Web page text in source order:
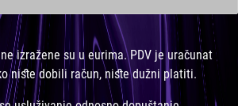
izražene su u eurima. PDV je uračunat
niste dobili račun, niste dužni platiti.